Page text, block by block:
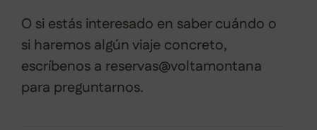
O si estás interesado en saber cuándo o
si haremos algún viaje concreto,
escríbenos a reservas@voltamontana
para preguntarnos.